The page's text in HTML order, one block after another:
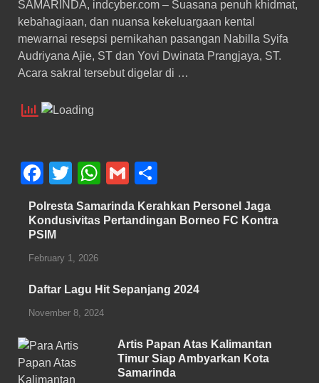
SAMARINDA, indcyber.com – Suasana penuh khidmat,
kebahagiaan, dan nuansa kekeluargaan kental
mewarnai resepsi pernikahan pasangan Nabilla Syifa
Audriyana Ajie, ST dan Yovi Dwinata Prangjaya, ST.
Acara sakral tersebut digelar di …
F
a
c
e
b
o
o
T
wi
tt
W
h
at
p
p
G
m
ail
h
ar
Polresta Samarinda Kerahkan Personel Jaga
Kondusivitas Pertandingan Borneo FC Kontra
PSIM
February 1, 2026
Daftar Lagu Hit Sepanjang 2024
November 8, 2024
Artis Papan Atas Kalimantan
Timur Siap Ambyarkan Kota
Samarinda